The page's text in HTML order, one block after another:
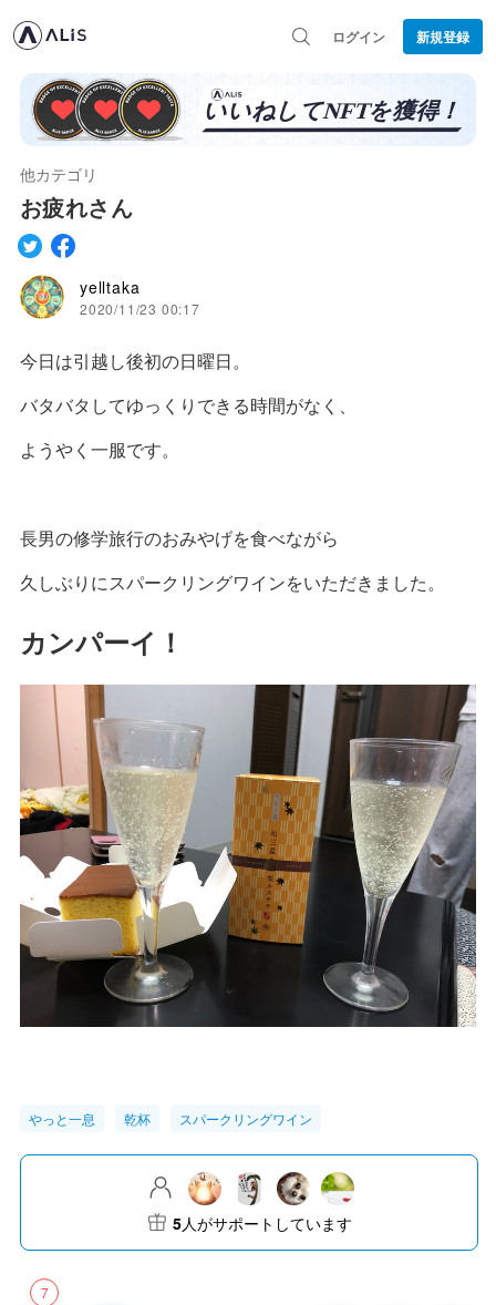
ログイン 新規登録
他カテゴリ
お疲れさん
yelltaka
2020/11/23 00:17
今日は引越し後初の日曜日。
バタバタしてゆっくりできる時間がなく、
ようやく一服です。
長男の修学旅行のおみやげを食べながら
久しぶりにスパークリングワインをいただきました。
カンパーイ！
やっと一息 乾杯 スパークリングワイン
7
5人がサポートしています